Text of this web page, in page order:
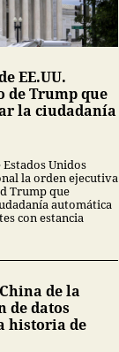
EE.UU.
de Trump que
la ciudadanía
Unidos
la orden ejecutiva
Trump que
automática
con estancia
de la
de datos
historia de